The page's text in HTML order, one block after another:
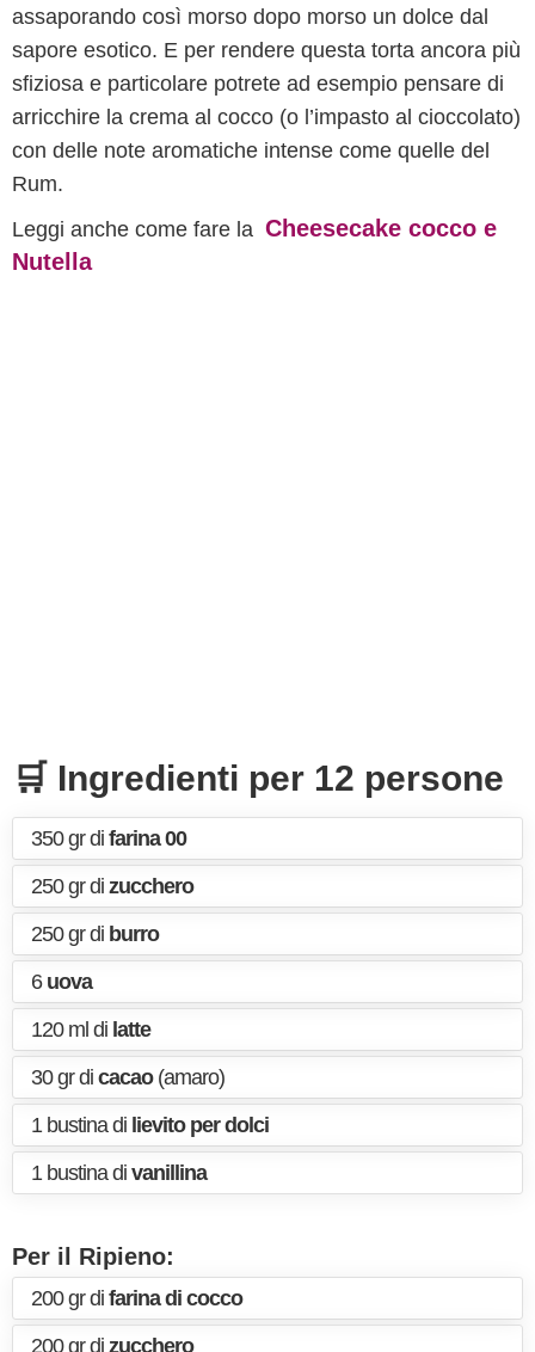
assaporando così morso dopo morso un dolce dal
sapore esotico. E per rendere questa torta ancora più
sfiziosa e particolare potrete ad esempio pensare di
arricchire la crema al cocco (o l’impasto al cioccolato)
con delle note aromatiche intense come quelle del
Rum.
Leggi anche come fare la Cheesecake cocco e
Nutella
🛒 Ingredienti per 12 persone
350 gr di farina 00
250 gr di zucchero
250 gr di burro
6 uova
120 ml di latte
30 gr di cacao(amaro)
1 bustina di lievito per dolci
1 bustina di vanillina
Per il Ripieno:
200 gr di farina di cocco
200 gr di zucchero